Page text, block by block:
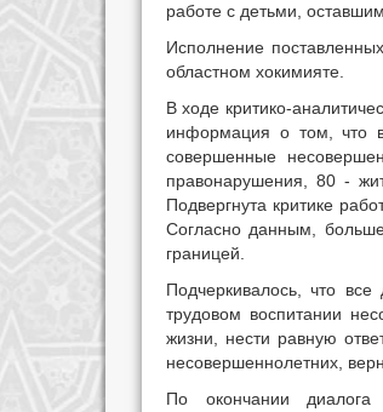
работе с детьми,
Исполнение
областном хокимияте.
В ходе критико-
информация о том, что
совершенные
правонарушения, 80 -
Подвергнута критике
Согласно данным,
границей.
Подчеркивалось, что
трудовом воспитании
жизни, нести равную
несовершеннолетних,
По окончании диалога